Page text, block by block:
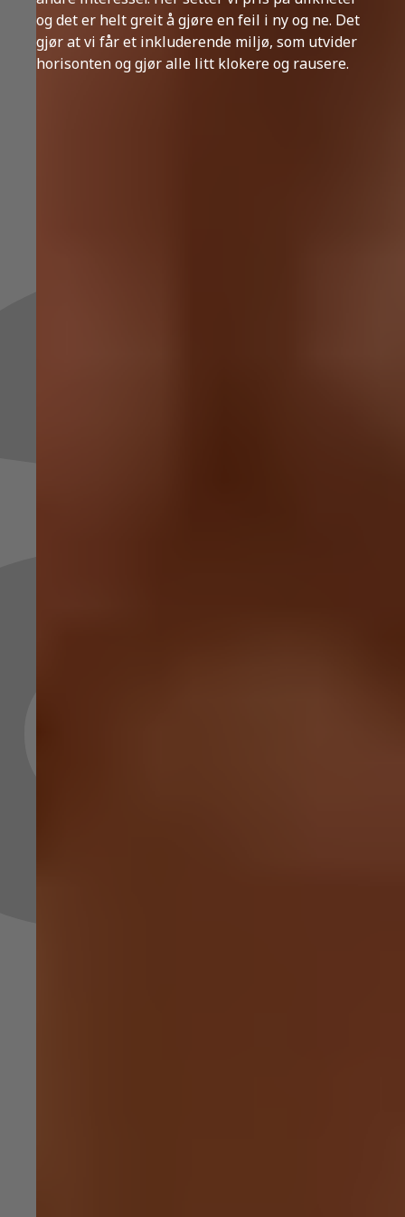
og det er helt greit å gjøre en feil i ny og ne. Det
gjør at vi får et inkluderende miljø, som utvider
horisonten og gjør alle litt klokere og rausere.